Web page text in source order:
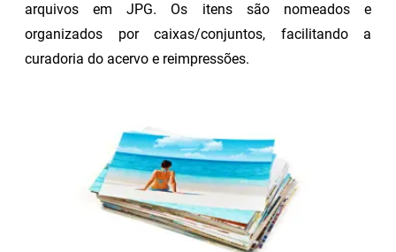
arquivos em JPG. Os itens são nomeados e
organizados por caixas/conjuntos, facilitando a
curadoria do acervo e reimpressões.